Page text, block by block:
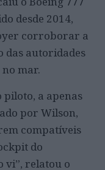
desde 2014,
corroborar a
das autoridades
mar.
piloto, a apenas
por Wilson,
compatíveis
do
vi”, relatou o